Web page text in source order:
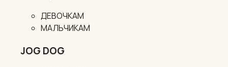
ДЕВОЧКАМ
МАЛЬЧИКАМ
JOG DOG